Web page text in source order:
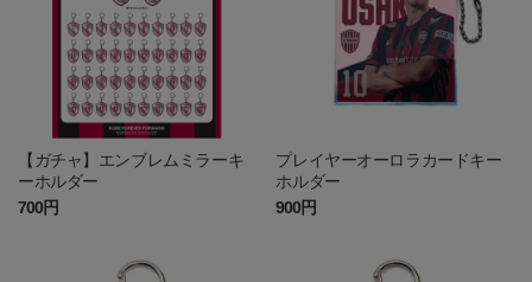
【ガチャ】エンブレムミラーキ
ーホルダー
700円
プレイヤーオーロラカードキー
ホルダー
900円